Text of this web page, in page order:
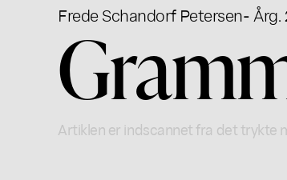
Frede Schandorf Petersen- Årg.
Artiklen er indscannet fra det trykte